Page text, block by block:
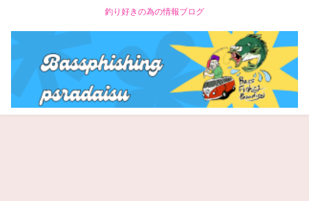
釣り好きの為の情報ブログ